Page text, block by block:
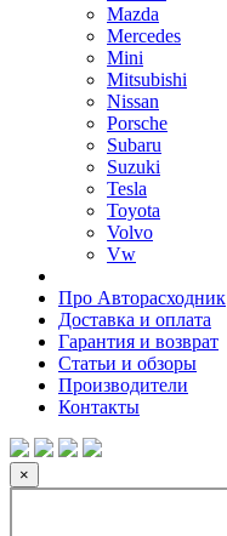
Mazda
Mercedes
Mini
Mitsubishi
Nissan
Porsche
Subaru
Suzuki
Tesla
Toyota
Volvo
Vw
Про Авторасходник
Доставка и оплата
Гарантия и возврат
Статьи и обзоры
Производители
Контакты
×